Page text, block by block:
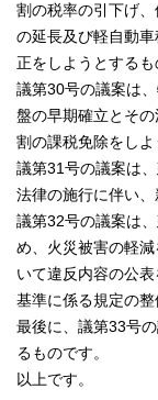
割の税率の引下げ
の延長及び軽自動
正をしようとするも
議第30号の議案は
盤の早期確立とそ
割の課税免除をしよ
議第31号の議案は
法律の施行に伴い、
議第32号の議案は
め、火災被害の軽
いて違反内容の公
基準に係る規定の整
最後に、議第33号
るものです。
以上です。